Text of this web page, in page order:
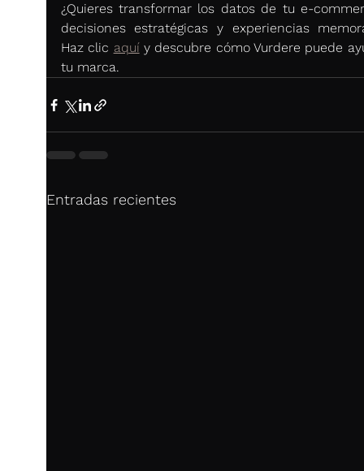
¿Quieres transformar los datos de tu e-
decisiones estratégicas y experiencias
Haz clic aquí y descubre cómo Vurdere puede
tu marca.
Entradas recientes